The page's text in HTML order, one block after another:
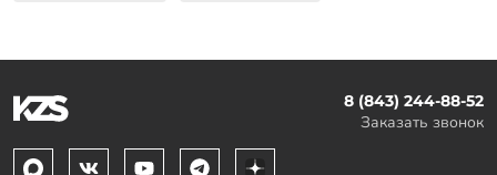
8 (843) 244-88-52
Заказать звонок